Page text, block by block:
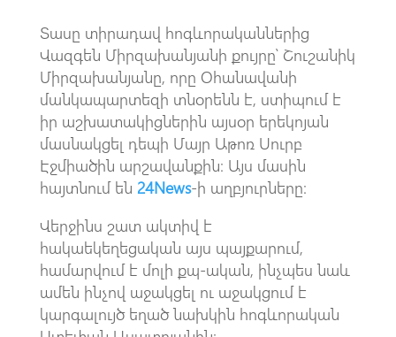
Տասը տիրադավ հոգևորականներից
Վազգեն Միրզախանյանի քույրը՝ Շուշանիկ
Միրզախանյանը, որը Օհանավանի
մանկապարտեզի տնօրենն է, ստիպում է
իր աշխատակիցներին այսօր երեկոյան
մասնակցել դեպի Մայր Աթոռ Սուրբ
Էջմիածին արշավանքին։ Այս մասին
հայտնում են 24News-ի աղբյուրները։
Վերջինս շատ ակտիվ է
հակաեկեղեցական այս պայքարում,
համարվում է մոլի քպ-ական, ինչպես նաև
ամեն ինչով աջակցել ու աջակցում է
կարգալույծ եղած նախկին հոգևորական